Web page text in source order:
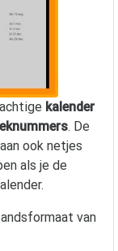
kalender
. De
ook netjes
als je de
van